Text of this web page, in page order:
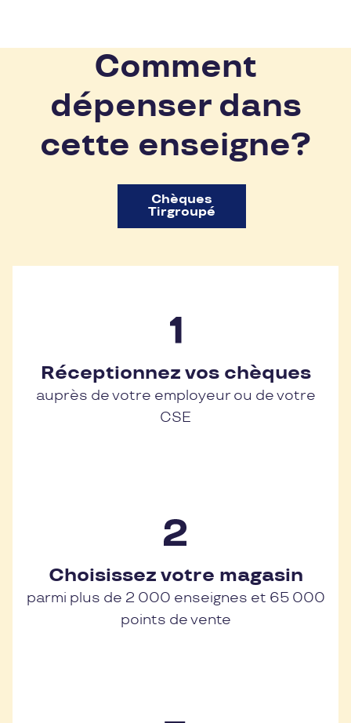
Comment
dépenser dans
cette enseigne?
Chèques
Tirgroupé
Réceptionnez vos chèques
auprès de votre employeur ou de votre
CSE
Choisissez votre magasin
parmi plus de 2 000 enseignes et 65 000
points de vente